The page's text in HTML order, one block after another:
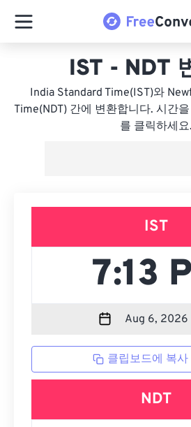
IST - NDT
India Standard Time(IST)와
Time(NDT) 간에 변환합니다. 시간
를 클릭하세요.
IST
클립보드에 복사
NDT